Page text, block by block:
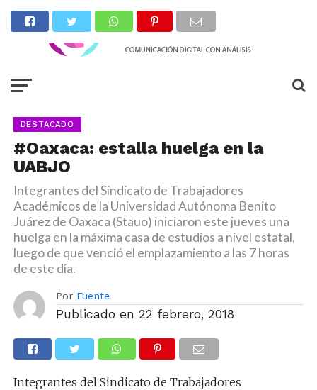
DESTACADO
#Oaxaca: estalla huelga en la
UABJO
Integrantes del Sindicato de Trabajadores
Académicos de la Universidad Autónoma Benito
Juárez de Oaxaca (Stauo) iniciaron este jueves una
huelga en la máxima casa de estudios a nivel estatal,
luego de que venció el emplazamiento a las 7 horas
de este día.
Por Fuente
Publicado en 22 febrero, 2018
Integrantes del Sindicato de Trabajadores